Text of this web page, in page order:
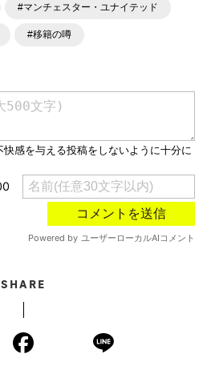
#マンチェスター・ユナイテッド
#移籍の噂
SHARE